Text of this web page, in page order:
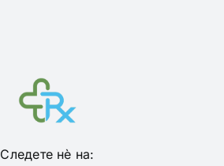
Следете нѐ на: